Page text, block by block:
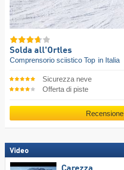
Solda all'Ortles
Comprensorio sciistico Top in Italia
Sicurezza neve
Offerta di piste
Recensione
Video